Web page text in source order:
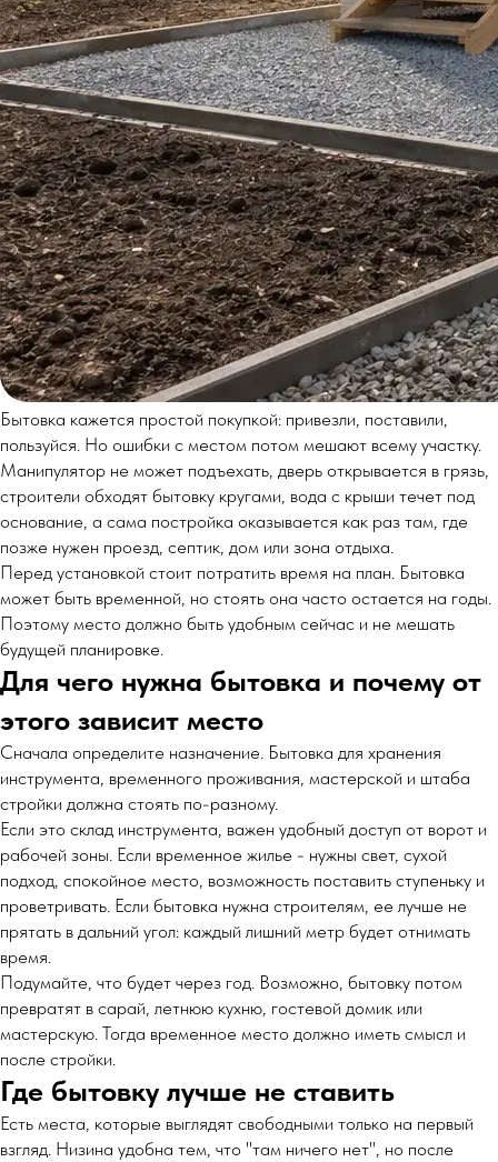
Бытовка кажется простой покупкой: привезли, поставили,
пользуйся. Но ошибки с местом потом мешают всему участку.
Манипулятор не может подъехать, дверь открывается в грязь,
строители обходят бытовку кругами, вода с крыши течет под
основание, а сама постройка оказывается как раз там, где
позже нужен проезд, септик, дом или зона отдыха.
Перед установкой стоит потратить время на план. Бытовка
может быть временной, но стоять она часто остается на годы.
Поэтому место должно быть удобным сейчас и не мешать
будущей планировке.
Для чего нужна бытовка и почему от
этого зависит место
Сначала определите назначение. Бытовка для хранения
инструмента, временного проживания, мастерской и штаба
стройки должна стоять по-разному.
Если это склад инструмента, важен удобный доступ от ворот и
рабочей зоны. Если временное жилье - нужны свет, сухой
подход, спокойное место, возможность поставить ступеньку и
проветривать. Если бытовка нужна строителям, ее лучше не
прятать в дальний угол: каждый лишний метр будет отнимать
время.
Подумайте, что будет через год. Возможно, бытовку потом
превратят в сарай, летнюю кухню, гостевой домик или
мастерскую. Тогда временное место должно иметь смысл и
после стройки.
Где бытовку лучше не ставить
Есть места, которые выглядят свободными только на первый
взгляд. Низина удобна тем, что "там ничего нет", но после